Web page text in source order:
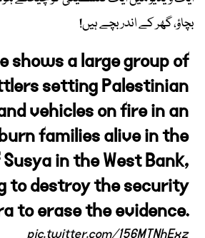
بچاؤ، گھر کے اندر بچے ہیں!
shows a large group of
setting Palestinian
vehicles on fire in an
families alive in the
in the West Bank,
to destroy the security
to erase the evidence.
pic.twitter.com/156MTNhExz